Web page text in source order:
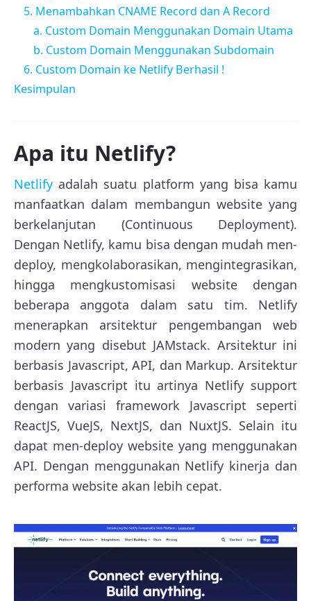
5. Menambahkan CNAME Record dan A Record
a. Custom Domain Menggunakan Domain Utama
b. Custom Domain Menggunakan Subdomain
6. Custom Domain ke Netlify Berhasil !
Kesimpulan
Apa itu Netlify?
Netlify adalah suatu platform yang bisa kamu
manfaatkan dalam membangun website yang
berkelanjutan (Continuous Deployment).
Dengan Netlify, kamu bisa dengan mudah men-
deploy, mengkolaborasikan, mengintegrasikan,
hingga mengkustomisasi website dengan
beberapa anggota dalam satu tim. Netlify
menerapkan arsitektur pengembangan web
modern yang disebut JAMstack. Arsitektur ini
berbasis Javascript, API, dan Markup. Arsitektur
berbasis Javascript itu artinya Netlify support
dengan variasi framework Javascript seperti
ReactJS, VueJS, NextJS, dan NuxtJS. Selain itu
dapat men-deploy website yang menggunakan
API. Dengan menggunakan Netlify kinerja dan
performa website akan lebih cepat.